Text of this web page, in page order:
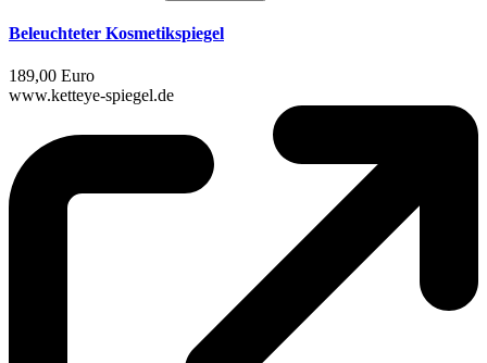
Beleuchteter Kosmetikspiegel
189,00 Euro
www.ketteye-spiegel.de